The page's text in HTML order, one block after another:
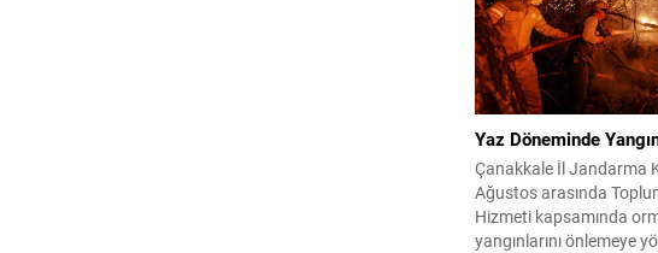
Yaz Döneminde
Çanakkale İl Jandarma
Ağustos arasında
Hizmeti kapsamında
yangınlarını önlemeye